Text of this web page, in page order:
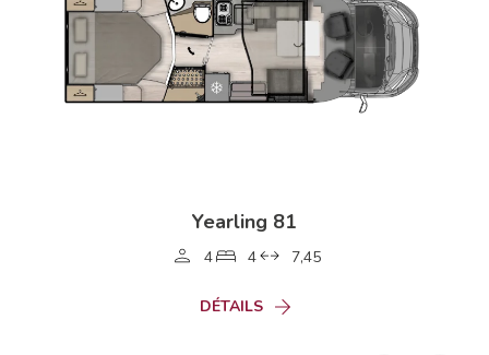
Yearling 81
4 4 7,45
DÉTAILS